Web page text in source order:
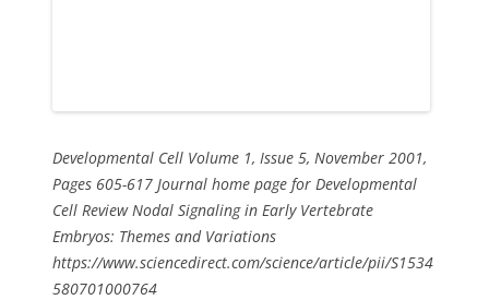
Developmental Cell Volume 1, Issue 5, November 2001,
Pages 605-617 Journal home page for Developmental
Cell Review Nodal Signaling in Early Vertebrate
Embryos: Themes and Variations
https://www.sciencedirect.com/science/article/pii/S1534
580701000764